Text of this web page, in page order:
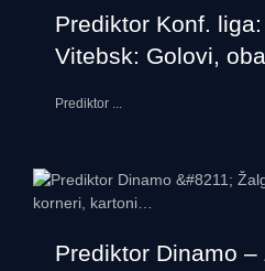
Prediktor Konf.
Vitebsk: Golovi,
Prediktor ...
Prediktor Dinamo